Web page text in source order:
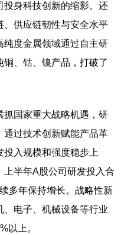
投身科技创新的缩影。还
、供应链韧性与安全水平
纯度金属领域通过自主研
、钴、镍产品，打破了
国家重大战略机遇，研
通过技术创新赋能产品革
入规模和强度稳步上
上半年A股公司研发投入合
多年保持增长。战略性新
、电子、机械设备等行业
以上。